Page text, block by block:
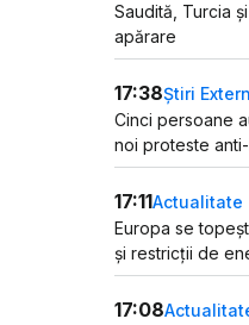
Saudită, Turcia
apărare
17:38Știri
Cinci persoane
noi proteste
17:11Actualitate
Europa se
și restricții de
17:08